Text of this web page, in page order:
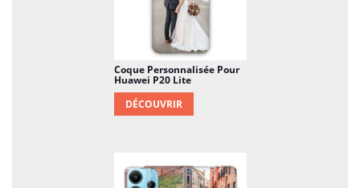
Coque Personnalisée Pour
Huawei P20 Lite
DÉCOUVRIR